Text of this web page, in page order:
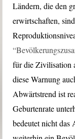
Ländern, die den
erwirtschaften,
für die Zivilisation
diese Warnung
Abwärtstrend ist
Geburtenrate
bedeutet nicht das